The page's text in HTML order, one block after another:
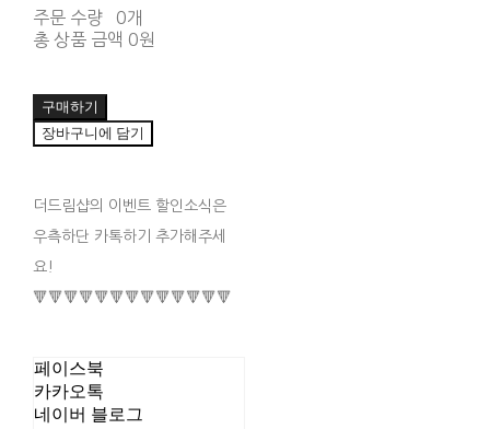
주문 수량
0개
총 상품 금액 0원
구매하기
장바구니에 담기
더드림샵의 이벤트 할인소식은
우측하단 카톡하기 추가해주세
요!
🔻🔻🔻🔻🔻🔻🔻🔻🔻🔻🔻🔻🔻
페이스북
카카오톡
네이버 블로그